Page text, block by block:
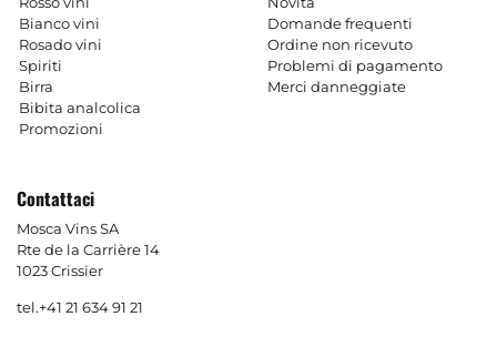
Bianco vini
Rosado vini
Spiriti
Birra
Bibita analcolica
Promozioni
Domande frequenti
Ordine non ricevuto
Problemi di pagamento
Merci danneggiate
Contattaci
Mosca Vins SA
Rte de la Carrière 14
1023 Crissier
tel.+41 21 634 91 21